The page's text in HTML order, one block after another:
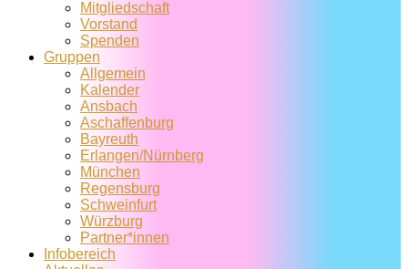
Mitglied­schaft
Vorstand
Spenden
Gruppen
Allgemein
Kalender
Ansbach
Aschaffenburg
Bayreuth
Erlangen/Nürnberg
München
Regensburg
Schweinfurt
Würzburg
Partner*innen
Infobereich